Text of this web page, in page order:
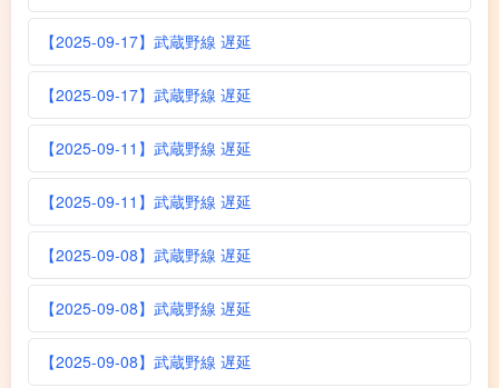
【2025-09-17】武蔵野線 遅延
【2025-09-17】武蔵野線 遅延
【2025-09-11】武蔵野線 遅延
【2025-09-11】武蔵野線 遅延
【2025-09-08】武蔵野線 遅延
【2025-09-08】武蔵野線 遅延
【2025-09-08】武蔵野線 遅延